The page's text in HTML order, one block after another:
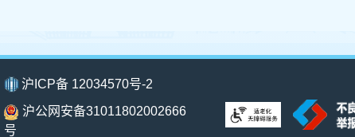
沪ICP备 12034570号-2
沪公网安备31011802002666
号